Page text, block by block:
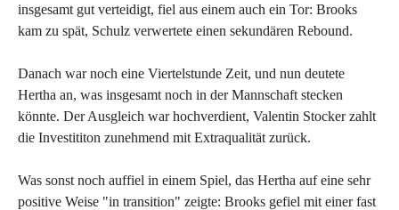
insgesamt gut verteidigt, fiel aus einem auch ein Tor: Brooks
kam zu spät, Schulz verwertete einen sekundären Rebound.
Danach war noch eine Viertelstunde Zeit, und nun deutete
Hertha an, was insgesamt noch in der Mannschaft stecken
könnte. Der Ausgleich war hochverdient, Valentin Stocker zahlt
die Investititon zunehmend mit Extraqualität zurück.
Was sonst noch auffiel in einem Spiel, das Hertha auf eine sehr
positive Weise "in transition" zeigte: Brooks gefiel mit einer fast